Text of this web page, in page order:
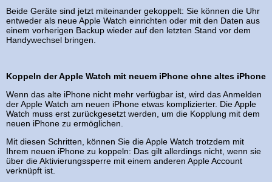
Beide Geräte sind jetzt miteinander gekoppelt: Sie können die Uhr
entweder als neue Apple Watch einrichten oder mit den Daten aus
einem vorherigen Backup wieder auf den letzten Stand vor dem
Handywechsel bringen.
Koppeln der Apple Watch mit neuem iPhone ohne altes iPhone
Wenn das alte iPhone nicht mehr verfügbar ist, wird das Anmelden
der Apple Watch am neuen iPhone etwas komplizierter. Die Apple
Watch muss erst zurückgesetzt werden, um die Kopplung mit dem
neuen iPhone zu ermöglichen.
Mit diesen Schritten, können Sie die Apple Watch trotzdem mit
Ihrem neuen iPhone zu koppeln: Das gilt allerdings nicht, wenn sie
über die Aktivierungssperre mit einem anderen Apple Account
verknüpft ist.